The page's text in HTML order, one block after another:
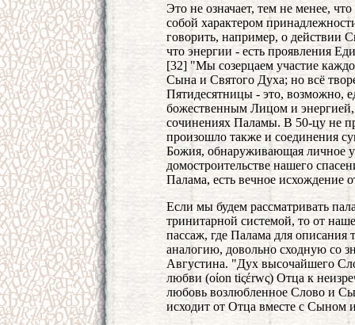
Это не означает, тем не менее,
собой характером
говорить, например, о действии
что энергии - есть проявления
[32] "Мы созерцаем участие
Сына и Святого Духа; но всё
Пятидесятницы - это, возможно,
божественным Лицом и энергией,
сочинениях Паламы. В 50‑цу не
произошло также и соединения
Божия, обнаруживающая личное
домостроительстве нашего
Палама, есть вечное исхождение
Если мы будем рассматривать
тринитарной системой, то от
пассаж, где Палама для
аналогию, довольно сходную со
Августина. "Дух высочайшего
любви (oίon tiςέrwς) Отца к
любовь возлюбленное Слово и
исходит от Отца вместе с Сыном